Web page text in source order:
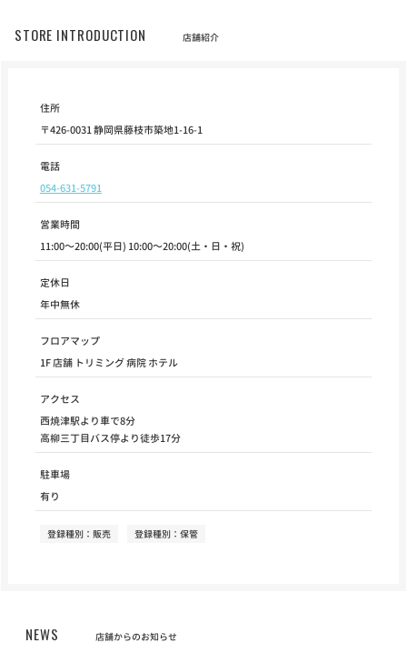
STORE INTRODUCTION 店舗紹介
住所
〒426-0031 静岡県藤枝市築地1-16-1
電話
054-631-5791
営業時間
11:00～20:00(平日) 10:00～20:00(土・日・祝)
定休日
年中無休
フロアマップ
1F 店舗 トリミング 病院 ホテル
アクセス
西焼津駅より車で8分
高柳三丁目バス停より徒歩17分
駐車場
有り
登録種別：販売 登録種別：保管
NEWS 店舗からのお知らせ